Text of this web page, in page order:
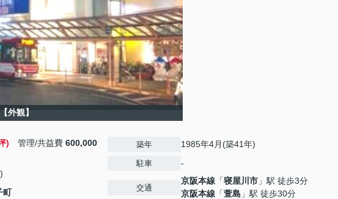
【外観】
) 管理/共益費 600,000
町
築年 1985年4月(築41年)
駐車 -
交通
京阪本線 「寝屋川市 」駅 徒歩3分
京阪本線 「萱島 」駅 徒歩30分